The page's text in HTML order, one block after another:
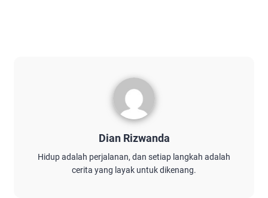
Dian Rizwanda
Hidup adalah perjalanan, dan setiap langkah adalah
cerita yang layak untuk dikenang.